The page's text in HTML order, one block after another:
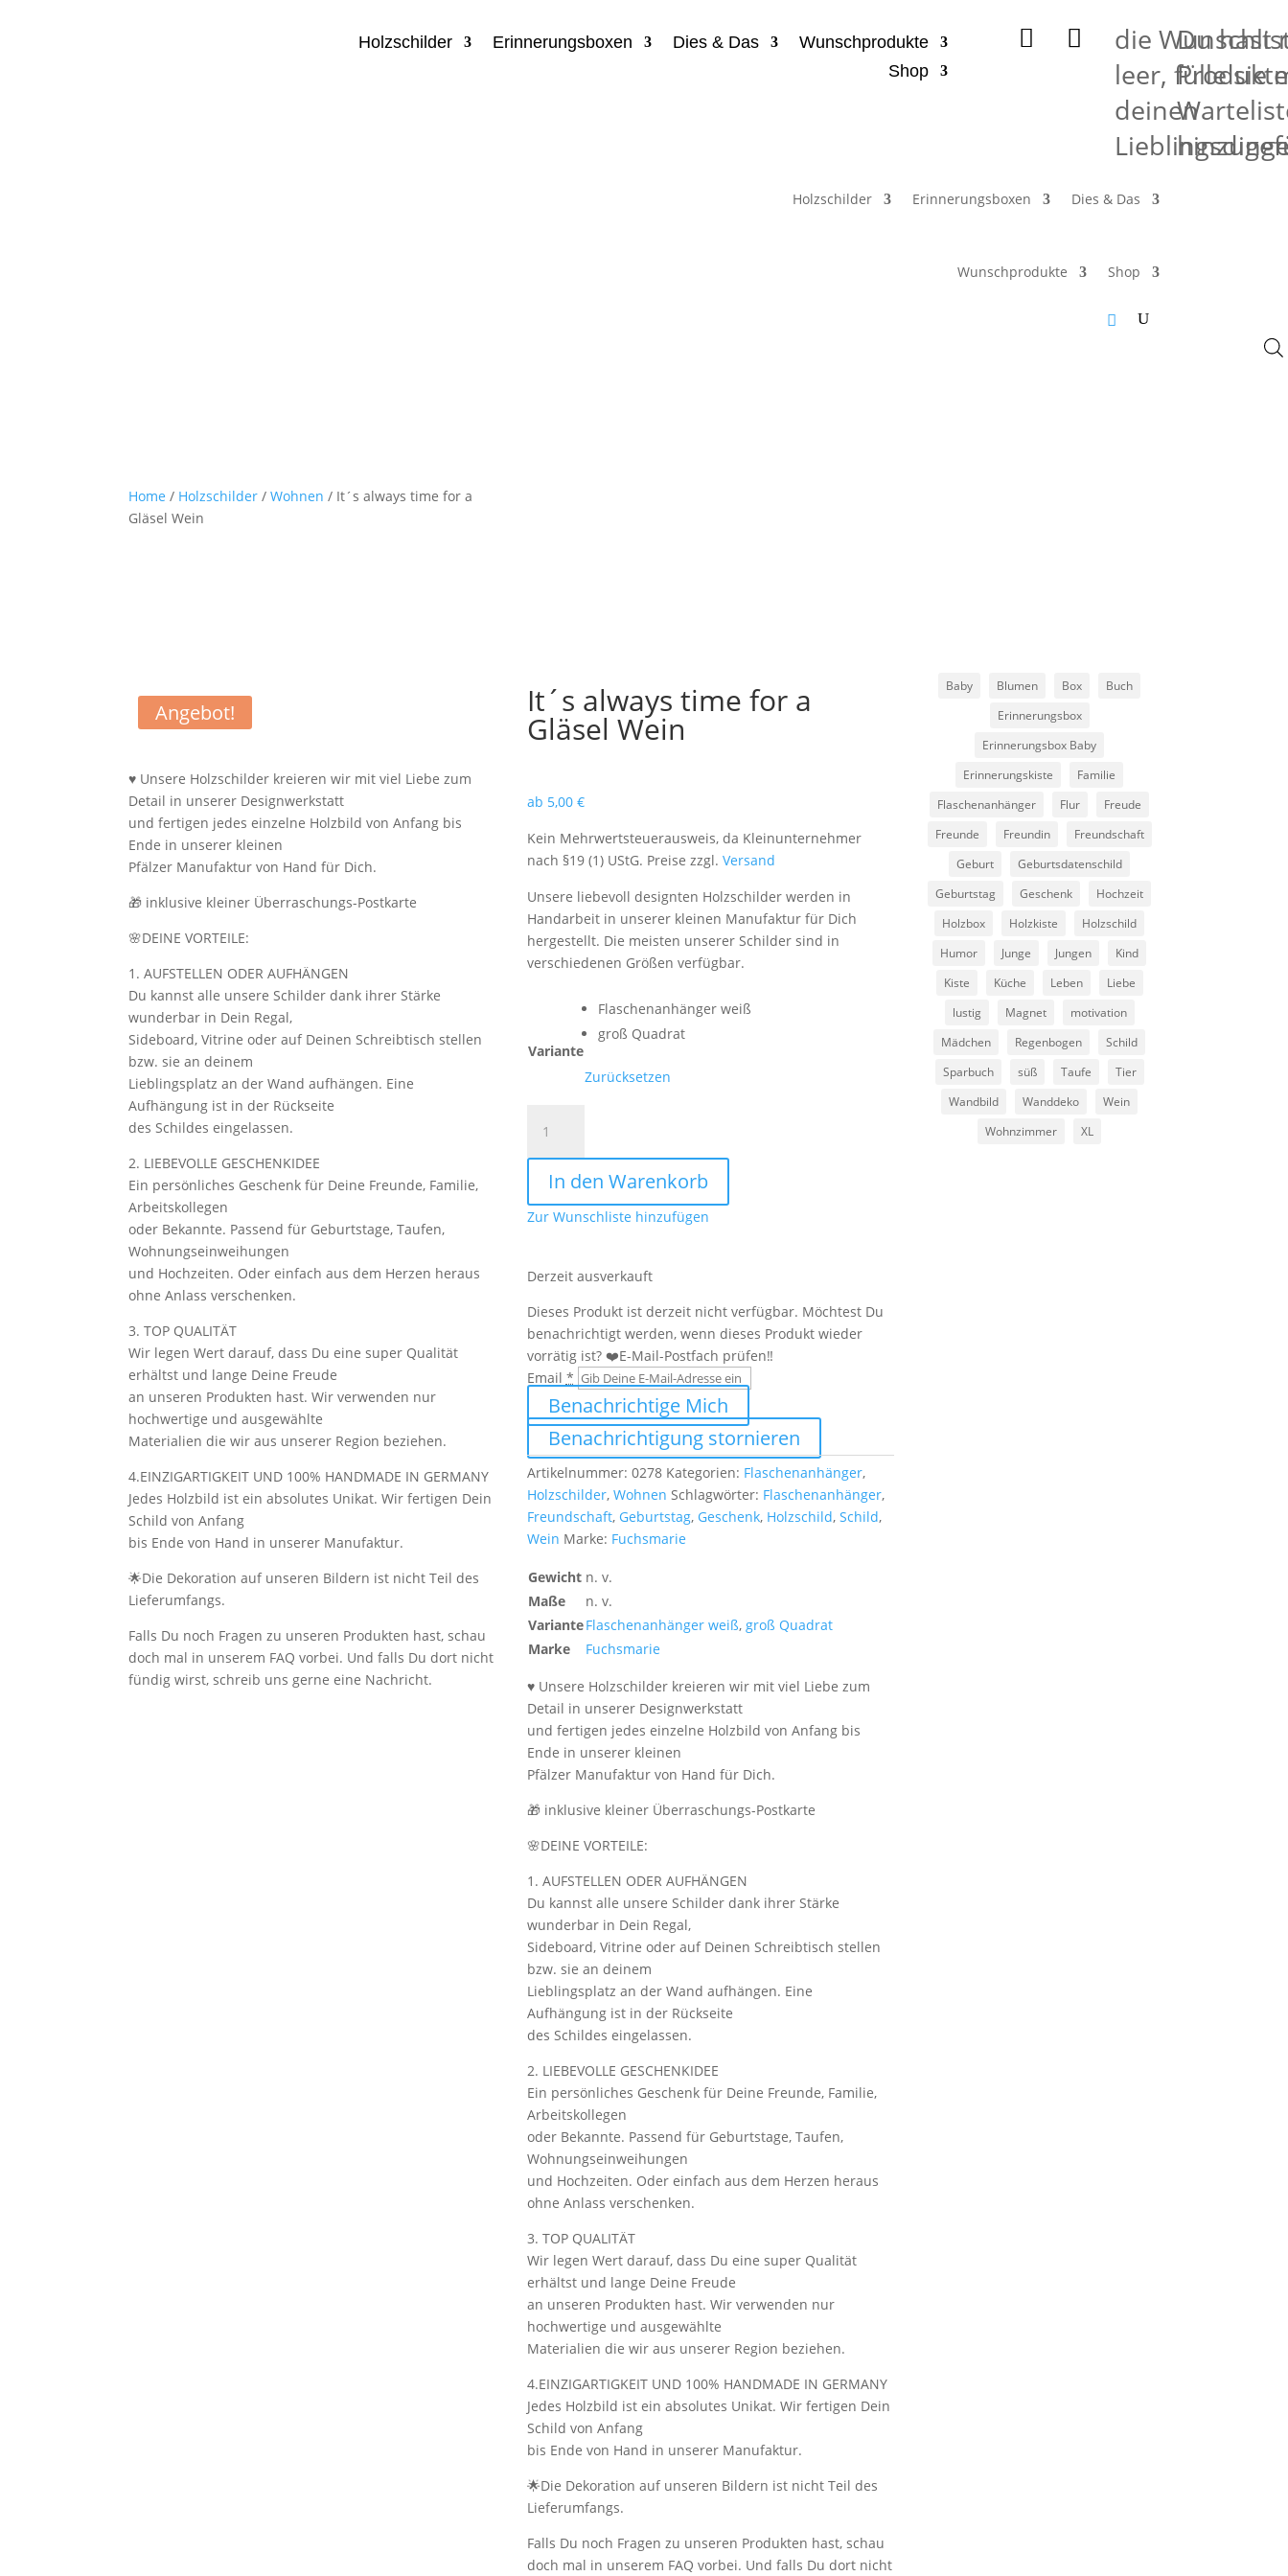
Holzschilder Erinnerungsboxen Dies & Das
Wunschprodukte
Shop
 
die
leer, fülle sie
deinen
Du hast
Holzschilder Erinnerungsboxen Dies & Das
Wunschprodukte Shop
Home / Holzschilder /Wohnen / It´s always time for a
Gläsel Wein
Angebot!
♥ Unsere Holzschilder kreieren wir mit viel Liebe zum
Detail in unserer Designwerkstatt
und fertigen jedes einzelne Holzbild von Anfang bis
Ende in unserer kleinen
Pfälzer Manufaktur von Hand für Dich.
🎁 inklusive kleiner Überraschungs-Postkarte
🌸DEINE VORTEILE:
1. AUFSTELLEN ODER AUFHÄNGEN
Du kannst alle unsere Schilder dank ihrer Stärke
wunderbar in Dein Regal,
Sideboard, Vitrine oder auf Deinen Schreibtisch stellen
bzw. sie an deinem
Lieblingsplatz an der Wand aufhängen. Eine
Aufhängung ist in der Rückseite
des Schildes eingelassen.
2. LIEBEVOLLE GESCHENKIDEE
Ein persönliches Geschenk für Deine Freunde, Familie,
Arbeitskollegen
oder Bekannte. Passend für Geburtstage, Taufen,
Wohnungseinweihungen
und Hochzeiten. Oder einfach aus dem Herzen heraus
ohne Anlass verschenken.
3. TOP QUALITÄT
Wir legen Wert darauf, dass Du eine super Qualität
erhältst und lange Deine Freude
an unseren Produkten hast. Wir verwenden nur
hochwertige und ausgewählte
Materialien die wir aus unserer Region beziehen.
4.EINZIGARTIGKEIT UND 100% HANDMADE IN GERMANY
Jedes Holzbild ist ein absolutes Unikat. Wir fertigen Dein
Schild von Anfang
bis Ende von Hand in unserer Manufaktur.
🌟Die Dekoration auf unseren Bildern ist nicht Teil des
Lieferumfangs.
Falls Du noch Fragen zu unseren Produkten hast, schau
doch mal in unserem FAQ vorbei. Und falls Du dort nicht
fündig wirst, schreib uns gerne eine Nachricht.
It´s always time for a
Gläsel Wein
ab 5,00 €
Kein Mehrwertsteuerausweis, da Kleinunternehmer
nach §19 (1) UStG. Preise zzgl. Versand
Unsere liebevoll designten Holzschilder werden in
Handarbeit in unserer kleinen Manufaktur für Dich
hergestellt. Die meisten unserer Schilder sind in
verschiedenen Größen verfügbar.
Variante
Flaschenanhänger weiß
groß Quadrat
Zurücksetzen
always
for
a
Wein
In den Warenkorb
Zur Wunschliste hinzufügen
Derzeit ausverkauft
Dieses Produkt ist derzeit nicht verfügbar. Möchtest Du
benachrichtigt werden, wenn dieses Produkt wieder
vorrätig ist? ❤️E-Mail-Postfach prüfen‼️
Email *
Benachrichtige Mich
Benachrichtigung stornieren
Artikelnummer: 0278 Kategorien: Flaschenanhänger,
Holzschilder, Wohnen Schlagwörter: Flaschenanhänger,
Freundschaft, Geburtstag, Geschenk, Holzschild, Schild,
Wein Marke: Fuchsmarie
Gewicht n. v.
Maße
n. v.
VarianteFlaschenanhänger weiß, groß Quadrat
Marke
Fuchsmarie
♥ Unsere Holzschilder kreieren wir mit viel Liebe zum
Detail in unserer Designwerkstatt
und fertigen jedes einzelne Holzbild von Anfang bis
Ende in unserer kleinen
Pfälzer Manufaktur von Hand für Dich.
🎁 inklusive kleiner Überraschungs-Postkarte
🌸DEINE VORTEILE:
1. AUFSTELLEN ODER AUFHÄNGEN
Du kannst alle unsere Schilder dank ihrer Stärke
wunderbar in Dein Regal,
Sideboard, Vitrine oder auf Deinen Schreibtisch stellen
bzw. sie an deinem
Lieblingsplatz an der Wand aufhängen. Eine
Aufhängung ist in der Rückseite
des Schildes eingelassen.
2. LIEBEVOLLE GESCHENKIDEE
Ein persönliches Geschenk für Deine Freunde, Familie,
Arbeitskollegen
oder Bekannte. Passend für Geburtstage, Taufen,
Wohnungseinweihungen
und Hochzeiten. Oder einfach aus dem Herzen heraus
ohne Anlass verschenken.
3. TOP QUALITÄT
Wir legen Wert darauf, dass Du eine super Qualität
erhältst und lange Deine Freude
an unseren Produkten hast. Wir verwenden nur
hochwertige und ausgewählte
Materialien die wir aus unserer Region beziehen.
4.EINZIGARTIGKEIT UND 100% HANDMADE IN GERMANY
Jedes Holzbild ist ein absolutes Unikat. Wir fertigen Dein
Schild von Anfang
bis Ende von Hand in unserer Manufaktur.
🌟Die Dekoration auf unseren Bildern ist nicht Teil des
Lieferumfangs.
Falls Du noch Fragen zu unseren Produkten hast, schau
doch mal in unserem FAQ vorbei. Und falls Du dort nicht
Baby Blumen Box
Buch
Erinnerungsbox
Erinnerungsbox Baby
Erinnerungskiste
Familie
Flaschenanhänger
Flur
Freude
Freunde
Freundin
Freundschaft
Geburt
Geburtsdatenschild
Geburtstag
Geschenk
Hochzeit
Holzbox
Holzkiste
Holzschild
Humor
Junge Jungen
Kind
Kiste
Küche Leben
Liebe
lustig
Magnet
motivation
Mädchen
Regenbogen
Schild
Sparbuch
süß Taufe
Tier
Wandbild
Wanddeko
Wein
Wohnzimmer
XL